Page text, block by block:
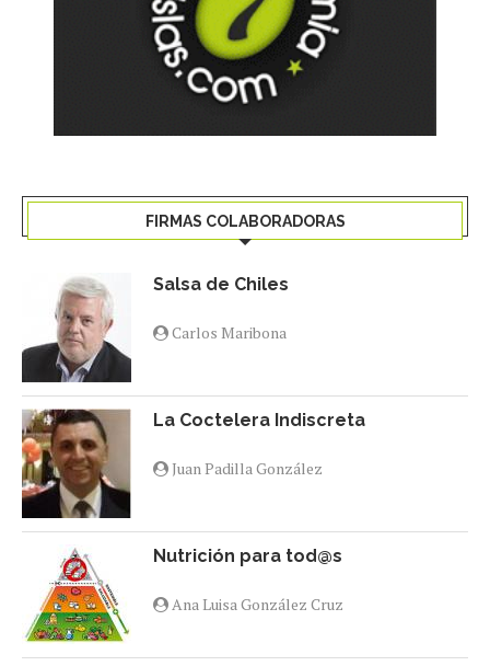
FIRMAS COLABORADORAS
Salsa de Chiles
Carlos Maribona
La Coctelera Indiscreta
Juan Padilla González
Nutrición para tod@s
Ana Luisa González Cruz